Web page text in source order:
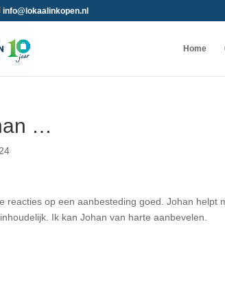
info@lokaalinkopen.nl
Home
…
reacties op een aanbesteding goed. Johan helpt
Ik kan Johan van harte aanbevelen.